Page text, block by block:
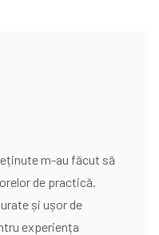
m-au făcut să
de practică.
și ușor de
experiența